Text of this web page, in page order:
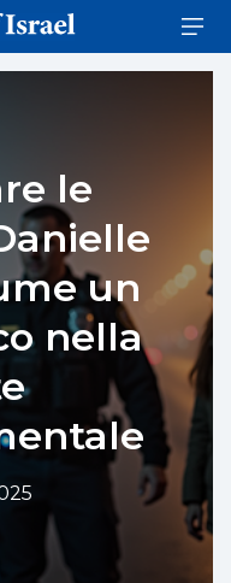
le
un
nella